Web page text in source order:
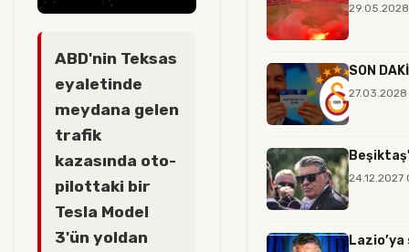
ABD'nin Teksas
eyaletinde
meydana gelen
trafik
kazasında oto-
pilottaki bir
Tesla Model
3'ün yoldan
29.05.2028
SON
27.03.2028
24.12.2027